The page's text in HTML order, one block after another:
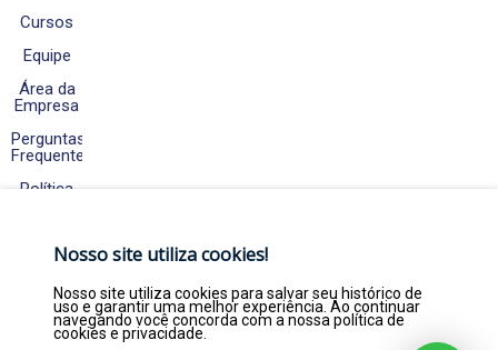
Cursos
Equipe
Área da
Empresa
Perguntas
Frequentes
Política
Privacidade
Fale
Conosco
Nosso site utiliza cookies!
Nosso site utiliza cookies para salvar seu histórico de
uso e garantir uma melhor experiência. Ao continuar
navegando você concorda com a nossa política de
cookies e privacidade.